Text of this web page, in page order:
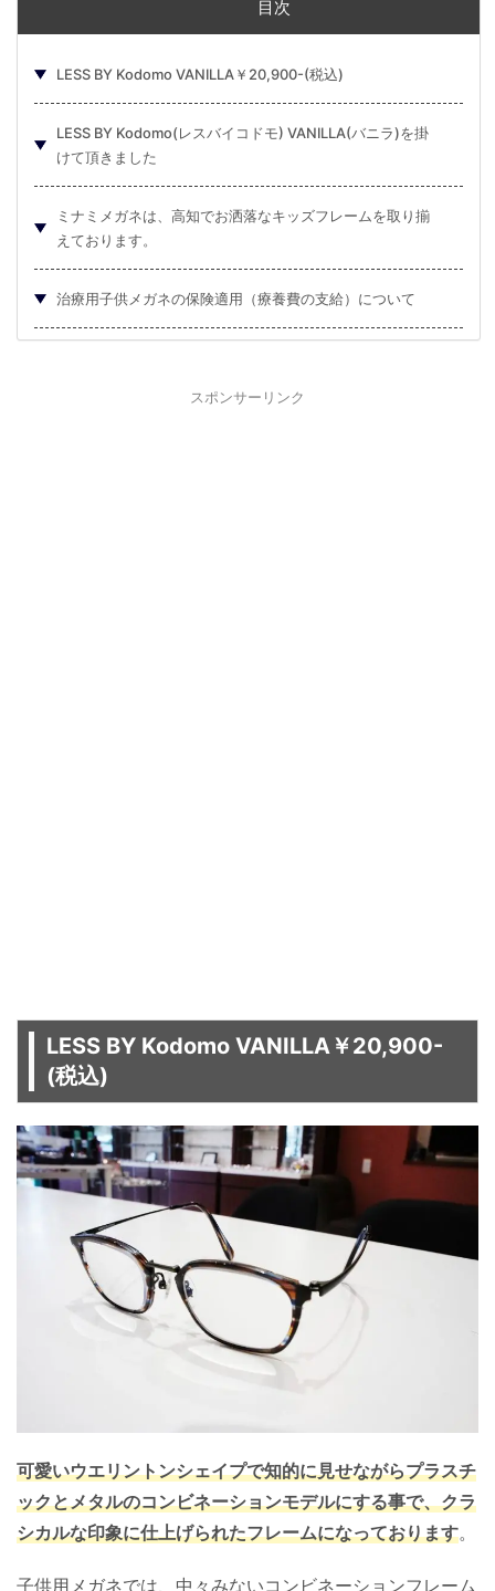
目次
LESS BY Kodomo VANILLA￥20,900-(税込)
LESS BY Kodomo(レスバイコドモ) VANILLA(バニラ)を掛
けて頂きました
ミナミメガネは、高知でお洒落なキッズフレームを取り揃
えております。
治療用子供メガネの保険適用（療養費の支給）について
スポンサーリンク
LESS BY Kodomo VANILLA￥20,900-
(税込)
可愛いウエリントンシェイプで知的に見せながらプラスチ
ックとメタルのコンビネーションモデルにする事で、クラ
シカルな印象に仕上げられたフレームになっております。
子供用メガネでは、中々みないコンビネーションフレーム